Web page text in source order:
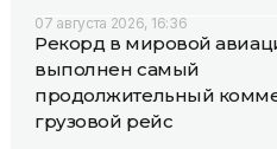
07 августа 2026, 16:36
Рекорд в мировой
выполнен самый
продолжительный
грузовой рейс